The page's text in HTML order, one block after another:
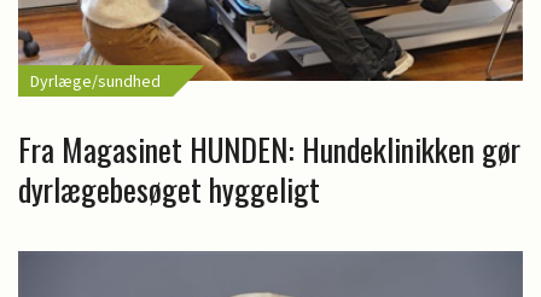
Dyrlæge/sundhed
Fra Magasinet HUNDEN: Hundeklinikken gør
dyrlægebesøget hyggeligt